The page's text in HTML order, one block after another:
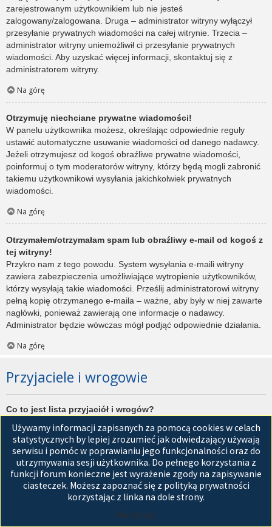
zarejestrowanym użytkownikiem lub nie jesteś
zalogowany/zalogowana. Druga – administrator witryny wyłączył
przesyłanie prywatnych wiadomości na całej witrynie. Trzecia –
administrator witryny uniemożliwił ci przesyłanie prywatnych
wiadomości. Aby uzyskać więcej informacji, skontaktuj się z
administratorem witryny.
Na górę
Otrzymuję niechciane prywatne wiadomości!
W panelu użytkownika możesz, określając odpowiednie reguły
ustawić automatyczne usuwanie wiadomości od danego nadawcy.
Jeżeli otrzymujesz od kogoś obraźliwe prywatne wiadomości,
poinformuj o tym moderatorów witryny, którzy będą mogli zabronić
takiemu użytkownikowi wysyłania jakichkolwiek prywatnych
wiadomości.
Na górę
Otrzymałem/otrzymałam spam lub obraźliwy e-mail od kogoś z
tej witryny!
Przykro nam z tego powodu. System wysyłania e-maili witryny
zawiera zabezpieczenia umożliwiające wytropienie użytkowników,
którzy wysyłają takie wiadomości. Prześlij administratorowi witryny
pełną kopię otrzymanego e-maila – ważne, aby były w niej zawarte
nagłówki, ponieważ zawierają one informacje o nadawcy.
Administrator będzie wówczas mógł podjąć odpowiednie działania.
Na górę
Przyjaciele i wrogowie
Co to jest lista przyjaciół i wrogów?
użytkowników witryny. Użytkownicy dodani do listy przyjaciół będą
wyświetleni na karciePrzyjacieleznajdującej się w panelu
zarządzania kontem. Z tego poziomu można szybko sprawdzić ich
status, a także wysłać prywatną wiadomość. Zależnie od
używanego stylu witryny, posty tych użytkowników mogą być
wyróżniane. Jeśli użytkownik zostanie dodany do listy wrogów,
Używamy informacji zapisanych za pomocą cookies w celach
statystycznych by lepiej zrozumieć jak odwiedzający używają
serwisu i pomóc w poprawianiu jego funkcjonalności oraz do
utrzymywania sesji użytkownika. Do pełnego korzystania z
funkcji forum konieczne jest wyrażenie zgody na zapisywanie
ciasteczek. Możesz zapoznać się z polityką prywatności
korzystając z linka na dole strony.
Akceptuję